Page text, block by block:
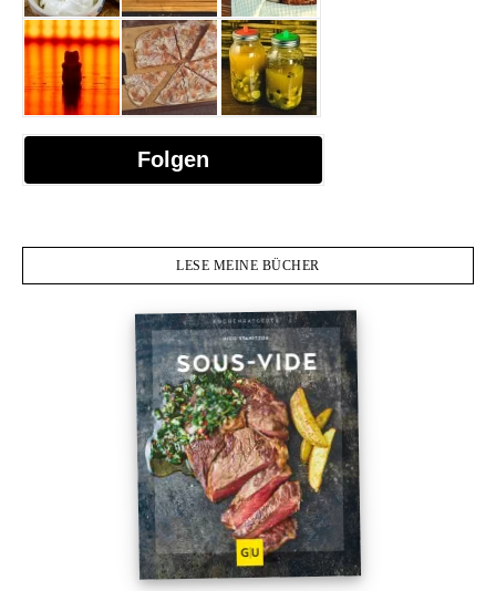
LESE MEINE BÜCHER
Folgen